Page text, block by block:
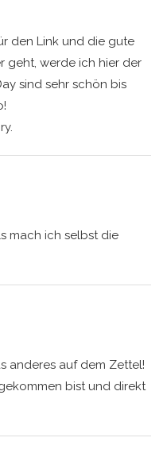
den Link und die gute
geht, werde ich hier der
sind sehr schön bis
mach ich selbst die
anderes auf dem Zettel!
bist und direkt